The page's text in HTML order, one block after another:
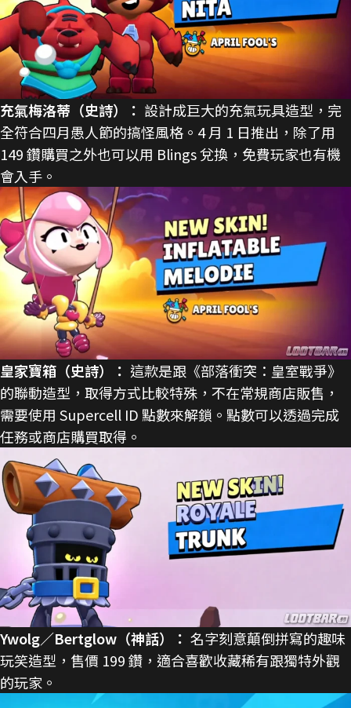
充氣梅洛蒂（史詩）： 設計成巨大的充氣玩具造型，完
全符合四月愚人節的搞怪風格。4 月 1 日推出，除了用
149 鑽購買之外也可以用 Blings 兌換，免費玩家也有機
會入手。
皇家寶箱（史詩）： 這款是跟《部落衝突：皇室戰爭》
的聯動造型，取得方式比較特殊，不在常規商店販售，
需要使用 Supercell ID 點數來解鎖。點數可以透過完成
任務或商店購買取得。
Ywolg／Bertglow（神話）： 名字刻意顛倒拼寫的趣味
玩笑造型，售價 199 鑽，適合喜歡收藏稀有跟獨特外觀
的玩家。